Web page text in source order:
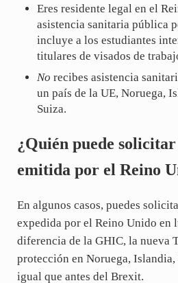
Eres residente legal en el
asistencia sanitaria pública
incluye a los estudiantes
titulares de visados de
Norecibes asistencia
un país de la UE, Noruega,
Suiza.
¿Quién puede
emitida por el Reino
En algunos casos, puedes
expedida por el Reino Unido en
diferencia de la GHIC, la nueva
protección en Noruega,
igual que antes del Brexit.